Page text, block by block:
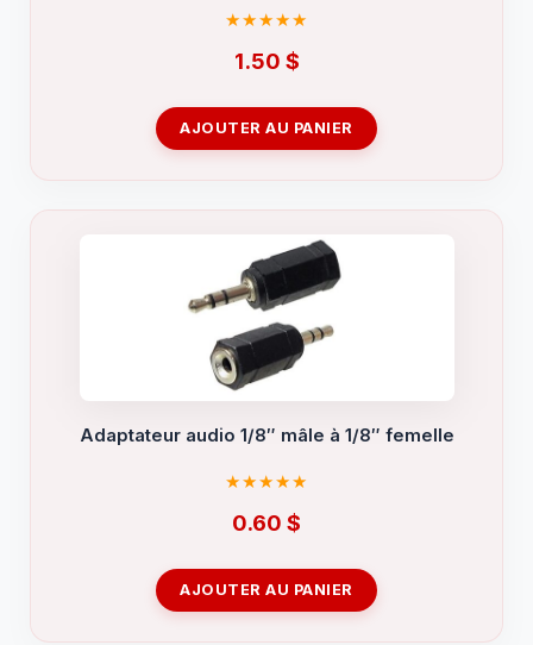
1.50 $
AJOUTER AU PANIER
Adaptateur audio 1/8″ mâle à 1/8″ femelle
0.60 $
AJOUTER AU PANIER